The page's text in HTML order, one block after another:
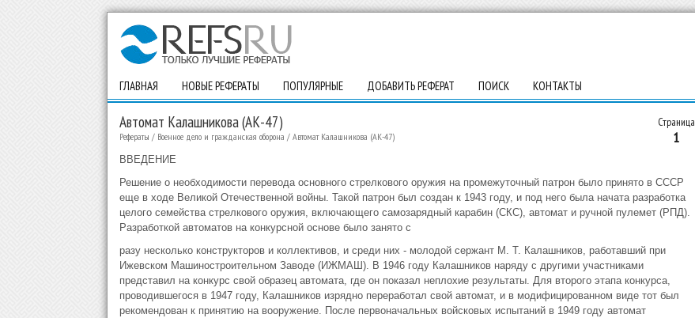
ГЛАВНАЯ НОВЫЕ РЕФЕРАТЫ ПОПУЛЯРНЫЕ ДОБАВИТЬ РЕФЕРАТ ПОИСК КОНТАКТЫ
Страница
1
Автомат Калашникова (АК-47)
Рефераты / Военное дело и гражданская оборона / Автомат Калашникова (АК-47)
ВВЕДЕНИЕ
Решение о необходимости перевода основного стрелкового оружия на промежуточный патрон было принято в СССР
еще в ходе Великой Отечественной войны. Такой патрон был создан к 1943 году, и под него была начата разработка
целого семейства стрелкового оружия, включающего самозарядный карабин (СКС), автомат и ручной пулемет (РПД).
Разработкой автоматов на конкурсной основе было занято с
разу несколько конструкторов и коллективов, и среди них - молодой сержант М. Т. Калашников, работавший при
Ижевском Машиностроительном Заводе (ИЖМАШ). В 1946 году Калашников наряду с другими участниками
представил на конкурс свой образец автомата, где он показал неплохие результаты. Для второго этапа конкурса,
проводившегося в 1947 году, Калашников изрядно переработал свой автомат, и в модифицированном виде тот был
рекомендован к принятию на вооружение. После первоначальных войсковых испытаний в 1949 году автомат